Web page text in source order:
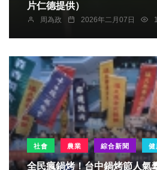
片仁德提供）
周為政 2026年二月07日
社會 農業 綜合新聞 健
全民瘋鍋烤！台中鍋烤節人氣